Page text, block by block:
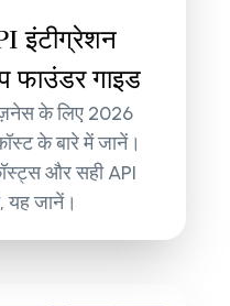
इंटीग्रेशन
फाउंडर गाइड
के लिए 2026
के बारे में जानें।
और सही API
यह जानें।